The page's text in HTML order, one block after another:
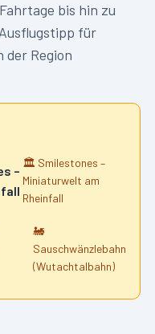
bis hin zu
für
der Region
–
🏛️ Smilestones –
Miniaturwelt am
Rheinfall
🚂
Sauschwänzlebahn
(Wutachtalbahn)